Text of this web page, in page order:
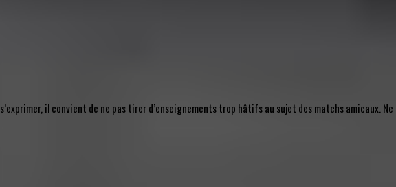
il convient de ne pas tirer d’enseignements trop hâtifs au sujet des matchs amicaux. Ne